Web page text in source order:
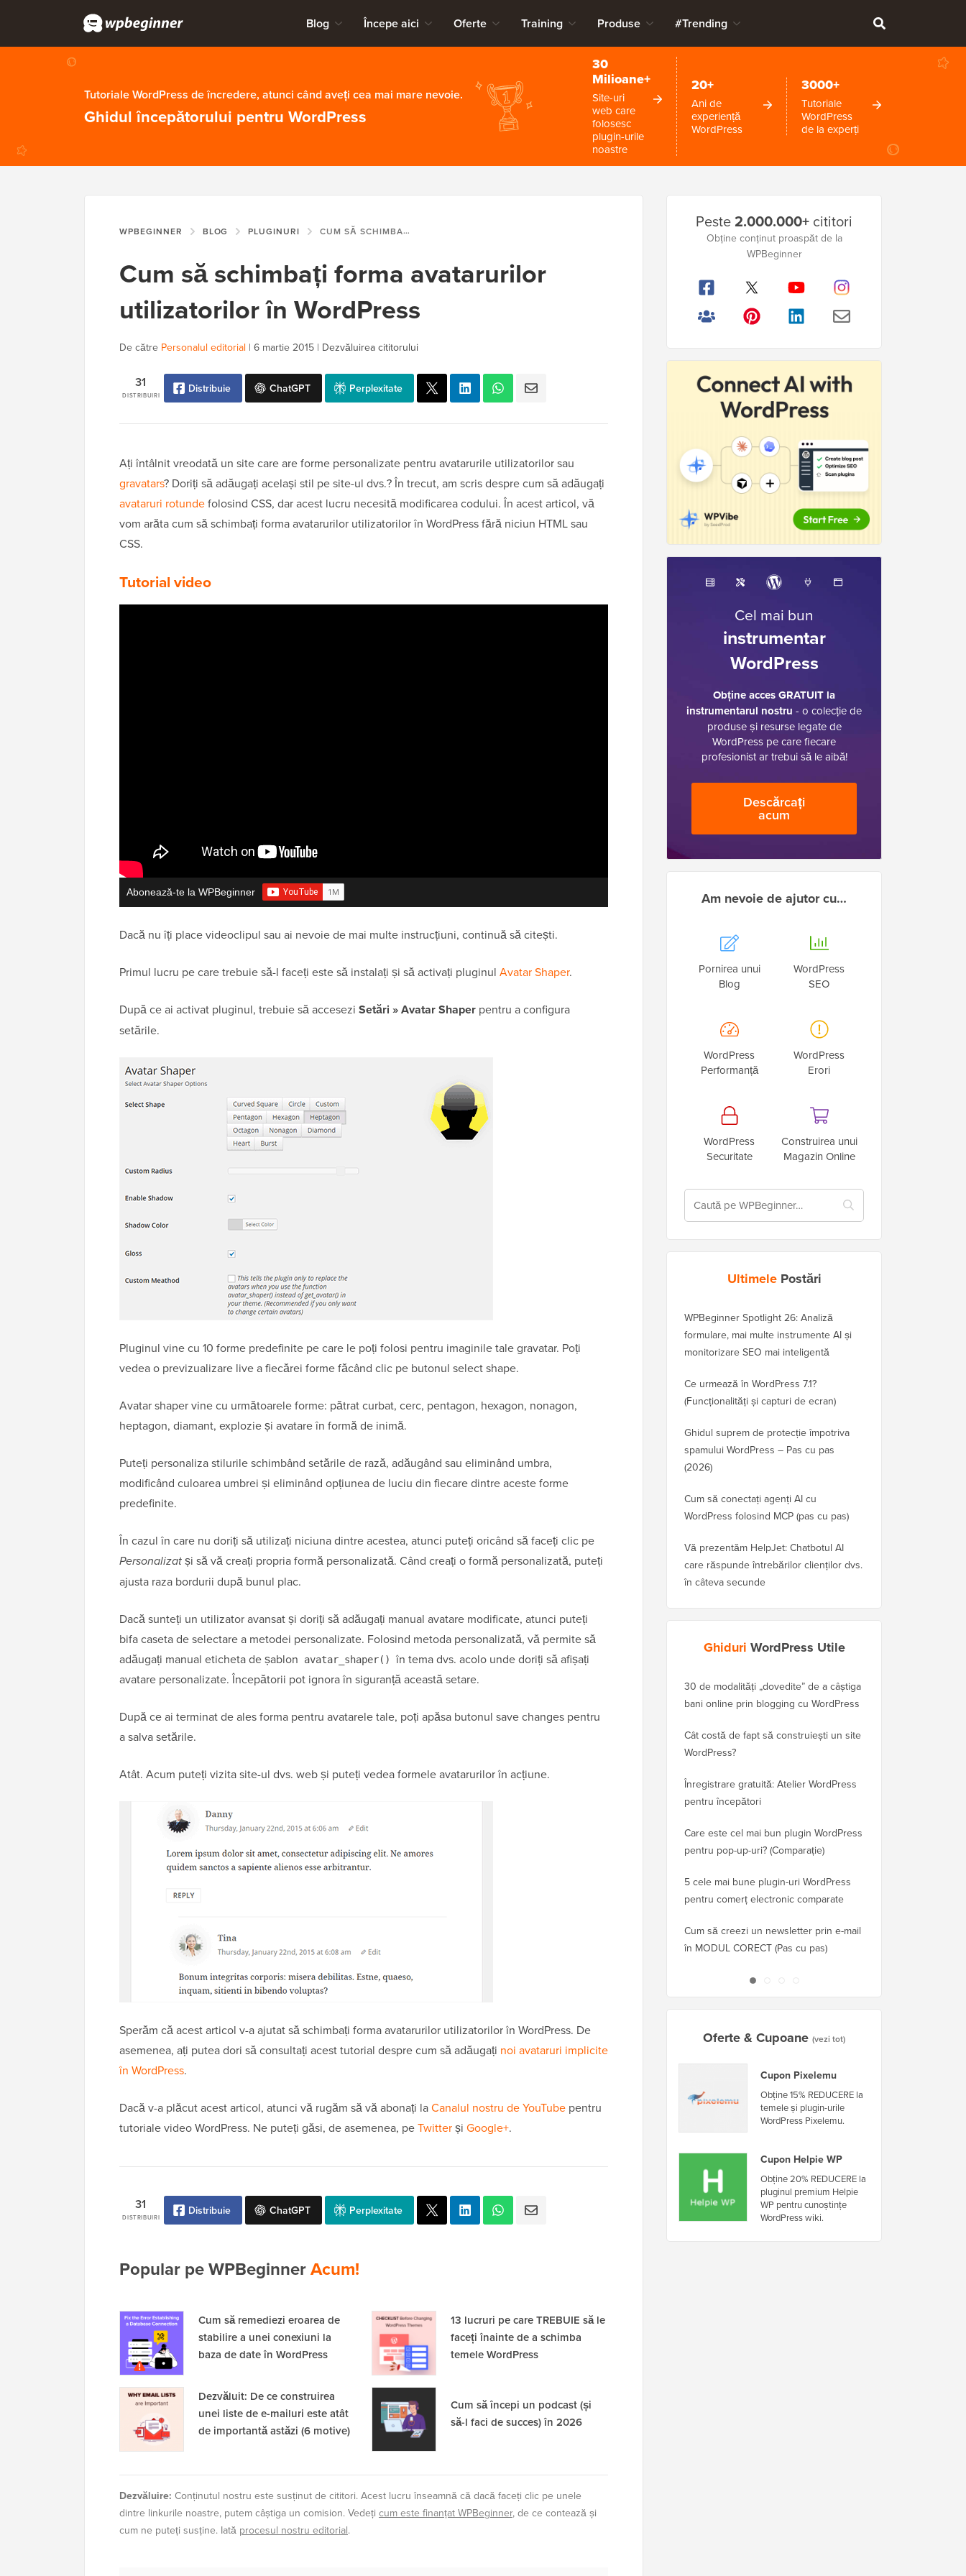
Blog Începe aici Oferte Training Produse #Trending
Tutoriale WordPress de încredere, atunci când aveți cea mai mare nevoie.
Ghidul începătorului pentru WordPress
30
Milioane+
Site-uri
web care
folosesc
plugin-urile
noastre
20+
Ani de
experiență
WordPress
3000+
Tutoriale
WordPress
de la experți
WPBEGINNER BLOG PLUGINURI CUM SĂ SCHIMBAȚI FORMA AVATARURILOR UTILIZATORILOR ÎN WORDPRESS
Cum să schimbați forma avatarurilor
utilizatorilor în WordPress
De către Personalul editorial | 6 martie 2015 | Dezvăluirea cititorului
DISTRIBUIRI
31 Distribuie ChatGPT Perplexitate
Ați întâlnit vreodată un site care are forme personalizate pentru avatarurile utilizatorilor sau
gravatars? Doriți să adăugați același stil pe site-ul dvs.? În trecut, am scris despre cum să adăugați
avataruri rotundefolosind CSS, dar acest lucru necesită modificarea codului. În acest articol, vă
vom arăta cum să schimbați forma avatarurilor utilizatorilor în WordPress fără niciun HTML sau
CSS.
Tutorial video
Abonează-te la WPBeginner
Dacă nu îți place videoclipul sau ai nevoie de mai multe instrucțiuni, continuă să citești.
Primul lucru pe care trebuie să-l faceți este să instalați și să activați pluginul Avatar Shaper.
După ce ai activat pluginul, trebuie să accesezi Setări » Avatar Shaper pentru a configura
setările.
Pluginul vine cu 10 forme predefinite pe care le poți folosi pentru imaginile tale gravatar. Poți
vedea o previzualizare live a fiecărei forme făcând clic pe butonul select shape.
Avatar shaper vine cu următoarele forme: pătrat curbat, cerc, pentagon, hexagon, nonagon,
heptagon, diamant, explozie și avatare în formă de inimă.
Puteți personaliza stilurile schimbând setările de rază, adăugând sau eliminând umbra,
modificând culoarea umbrei și eliminând opțiunea de luciu din fiecare dintre aceste forme
predefinite.
În cazul în care nu doriți să utilizați niciuna dintre acestea, atunci puteți oricând să faceți clic pe
Personalizatși să vă creați propria formă personalizată. Când creați o formă personalizată, puteți
ajusta raza bordurii după bunul plac.
Dacă sunteți un utilizator avansat și doriți să adăugați manual avatare modificate, atunci puteți
bifa caseta de selectare a metodei personalizate. Folosind metoda personalizată, vă permite să
adăugați manual eticheta de șablon
avatar_shaper()
în tema dvs. acolo unde doriți să afișați
avatare personalizate. Începătorii pot ignora în siguranță această setare.
După ce ai terminat de ales forma pentru avatarele tale, poți apăsa butonul save changes pentru
a salva setările.
Atât. Acum puteți vizita site-ul dvs. web și puteți vedea formele avatarurilor în acțiune.
Sperăm că acest articol v-a ajutat să schimbați forma avatarurilor utilizatorilor în WordPress. De
asemenea, ați putea dori să consultați acest tutorial despre cum să adăugați noi avataruri implicite
în WordPress.
Dacă v-a plăcut acest articol, atunci vă rugăm să vă abonați laCanalul nostru de YouTube pentru
tutoriale video WordPress. Ne puteți găsi, de asemenea, peTwitterși Google+.
DISTRIBUIRI
31 Distribuie ChatGPT Perplexitate
Popular pe WPBeginnerAcum!
Cum să remediezi eroarea de
stabilire a unei conexiuni la
baza de date în WordPress
13 lucruri pe care TREBUIE să le
faceți înainte de a schimba
temele WordPress
Dezvăluit: De ce construirea
unei liste de e-mailuri este atât
de importantă astăzi (6 motive)
Cum să începi un podcast (și
să-l faci de succes) în 2026
Dezvăluire: Conținutul nostru este susținut de cititori. Acest lucru înseamnă că dacă faceți clic pe unele
dintre linkurile noastre, putem câștiga un comision. Vedeți cum este finanțat WPBeginner, de ce contează și
cum ne puteți susține. Iată procesul nostru editorial.
laterală
Peste2.000.000+ cititori
Obține conținut proaspăt de la
WPBeginner
Cel mai bun
instrumentar
WordPress
Obține acces GRATUIT la
instrumentarul nostru - o colecție de
produse și resurse legate de
WordPress pe care fiecare
profesionist ar trebui să le aibă!
Descărcați
acum
Am nevoie de ajutor cu…
Pornirea unui
Blog
WordPress
SEO
WordPress
Performanță
WordPress
Erori
WordPress
Securitate
Construirea unui
Magazin Online
UltimelePostări
WPBeginner Spotlight 26: Analiză
formulare, mai multe instrumente AI și
monitorizare SEO mai inteligentă
Ce urmează în WordPress 7.1?
(Funcționalități și capturi de ecran)
Ghidul suprem de protecție împotriva
spamului WordPress – Pas cu pas
(2026)
Cum să conectați agenți AI cu
WordPress folosind MCP (pas cu pas)
Vă prezentăm HelpJet: Chatbotul AI
care răspunde întrebărilor clienților dvs.
în câteva secunde
Ghiduri WordPress Utile
30 de modalități „dovedite” de a câștiga
bani online prin blogging cu WordPress
Cât costă de fapt să construiești un site
WordPress?
Înregistrare gratuită: Atelier WordPress
pentru începători
Care este cel mai bun plugin WordPress
pentru pop-up-uri? (Comparație)
5 cele mai bune plugin-uri WordPress
pentru comerț electronic comparate
Cum să creezi un newsletter prin e-mail
în MODUL CORECT (Pas cu pas)
Oferte & Cupoane (vezi tot)
Cupon Pixelemu
Obține 15% REDUCERE la
temele și plugin-urile
WordPress Pixelemu.
Cupon Helpie WP
Obține 20% REDUCERE la
pluginul premium Helpie
WP pentru cunoștințe
WordPress wiki.